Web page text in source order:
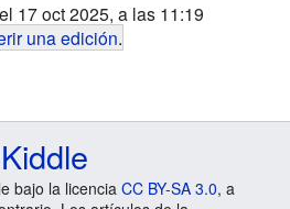
17 oct 2025, a las 11:19
una edición.
bajo la licencia CC BY-SA 3.0, a